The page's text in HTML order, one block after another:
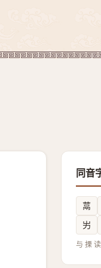
同音
蒚
屴
与 搮